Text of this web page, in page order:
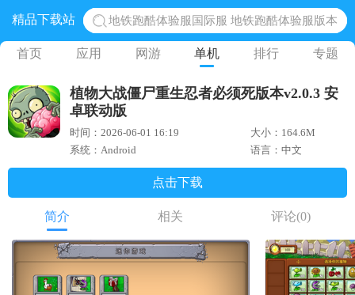
精品下载站
地铁跑酷体验服国际服 地铁跑酷体验服版本
网易光遇手游正版 点亮星空共庆周年
黎明觉醒生机腾讯正版 黎明觉醒生机国际服
蛋仔派对下载 蛋仔派对体验服
首页 应用 网游 单机 排行 专题
植物大战僵尸重生忍者必须死版本v2.0.3 安
卓联动版
时间：2026-06-01 16:19
大小：164.6M
系统：Android
语言：中文
点击下载
简介 相关 评论(0)